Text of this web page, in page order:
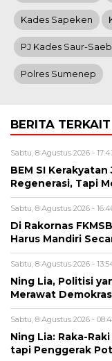
Kades Sapeken
PJ Kades Saur-
Polres Sumenep
BERITA TERKAIT
Sabtu, 8 Agustus 2026 -
BEM SI
Regenerasi, Tapi
Sabtu, 8 Agustus 2026 -
Di Rakornas
Harus Mandiri
Sabtu, 8 Agustus 2026 -
Ning Lia, Politisi
Merawat
Sabtu, 8 Agustus 2026 -
Ning Lia: Raka-
tapi Penggerak